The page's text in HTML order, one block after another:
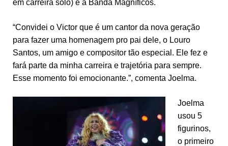
em carreira solo) e a Banda Magníficos.
“Convidei o Victor que é um cantor da nova geração
para fazer uma homenagem pro pai dele, o Louro
Santos, um amigo e compositor tão especial. Ele fez e
fará parte da minha carreira e trajetória para sempre.
Esse momento foi emocionante.”, comenta Joelma.
Joelma
usou 5
figurinos,
o primeiro